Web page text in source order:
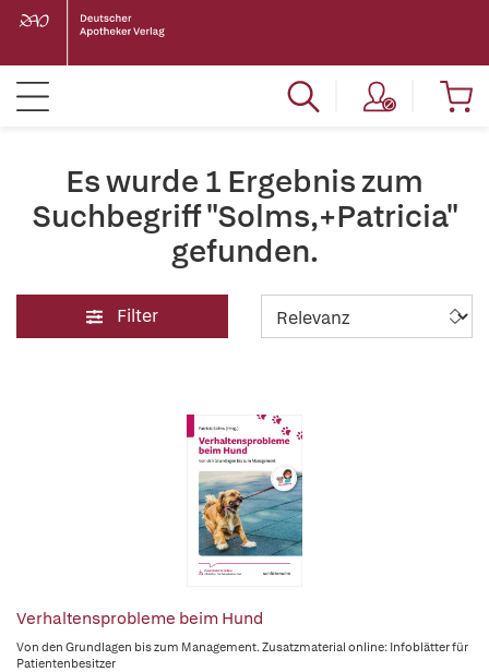
Es wurde 1 Ergebnis zum
Suchbegriff "Solms,+Patricia"
gefunden.
Filter
Verhaltensprobleme beim Hund
Von den Grundlagen bis zum Management. Zusatzmaterial online: Infoblätter für
Patientenbesitzer